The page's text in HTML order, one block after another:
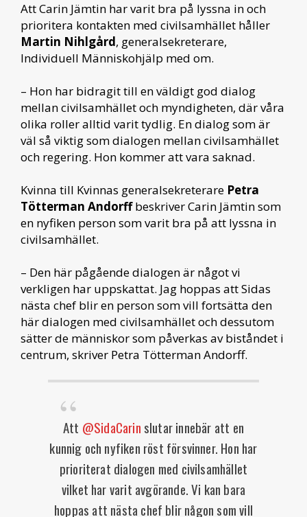
Att Carin Jämtin har varit bra på lyssna in och
prioritera kontakten med civilsamhället håller
Martin Nihlgård, generalsekreterare,
Individuell Människohjälp med om.
– Hon har bidragit till en väldigt god dialog
mellan civilsamhället och myndigheten, där våra
olika roller alltid varit tydlig. En dialog som är
väl så viktig som dialogen mellan civilsamhället
och regering. Hon kommer att vara saknad.
Kvinna till Kvinnas generalsekreterare Petra
Tötterman Andorffbeskriver Carin Jämtin som
en nyfiken person som varit bra på att lyssna in
civilsamhället.
– Den här pågående dialogen är något vi
verkligen har uppskattat. Jag hoppas att Sidas
nästa chef blir en person som vill fortsätta den
här dialogen med civilsamhället och dessutom
sätter de människor som påverkas av biståndet i
centrum, skriver Petra Tötterman Andorff.
Att @SidaCarinslutar innebär att en
kunnig och nyfiken röst försvinner. Hon har
prioriterat dialogen med civilsamhället
vilket har varit avgörande. Vi kan bara
hoppas att nästa chef blir någon som vill